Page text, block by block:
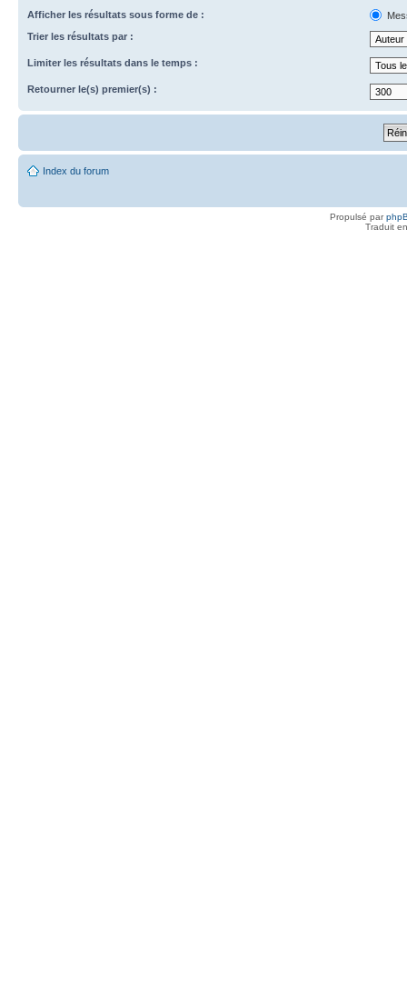
Afficher les résultats sous forme de :
Trier les résultats par :
Limiter les résultats dans le temps :
Retourner le(s) premier(s) :
Index du forum
Propulsé par
Traduit